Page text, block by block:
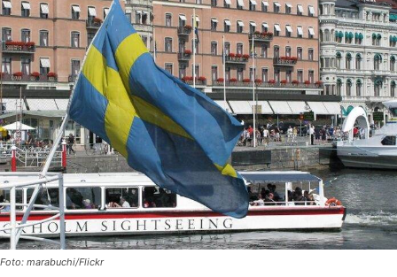
Foto: marabuchi/Flickr